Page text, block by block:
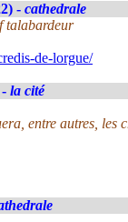
- cathedrale
talabardeur
de-lorgue/
la cité
entre autres, les